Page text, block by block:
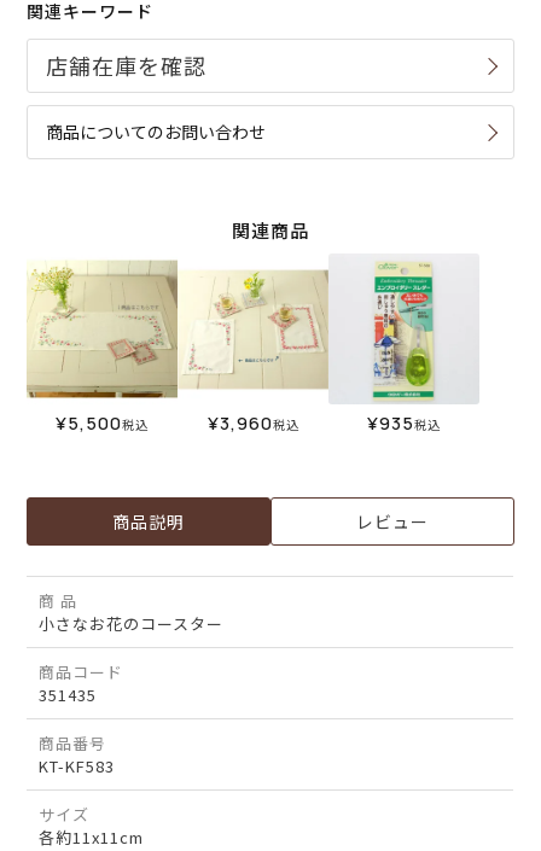
関連キーワード
商品についてのお問い合わせ
関連商品
¥5,500税込 ¥3,960税込 ¥935税込
商品説明 レビュー
商 品
小さなお花のコースター
商品コード
351435
商品番号
KT-KF583
サイズ
各約11x11cm